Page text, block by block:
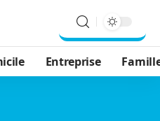
Entreprise